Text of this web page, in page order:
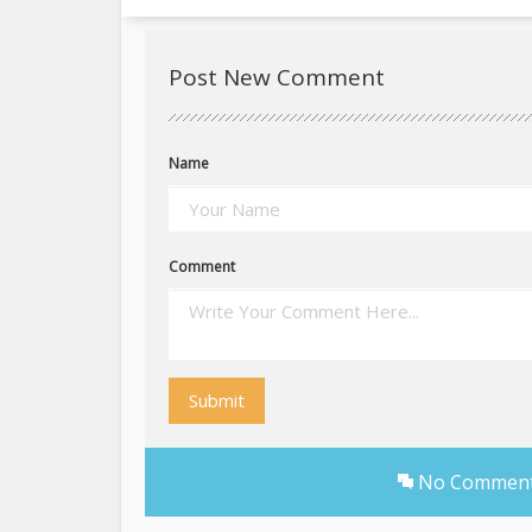
Post New Comment
Name
Comment
Submit
No